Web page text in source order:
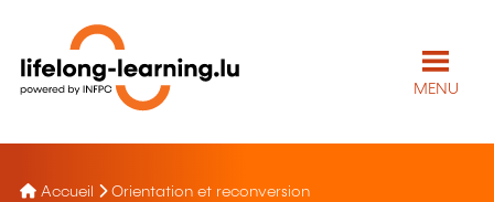
MENU
Accueil Orientation et reconversion